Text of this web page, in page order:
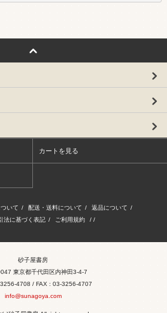
カートを見る
いて / 配送・送料について / 返品について /
法に基づく表記 / ご利用規約 / /
砂子屋書房
東京都千代田区内神田3-4-7
4708 / FAX : 03-3256-4707
info@sunagoya.com